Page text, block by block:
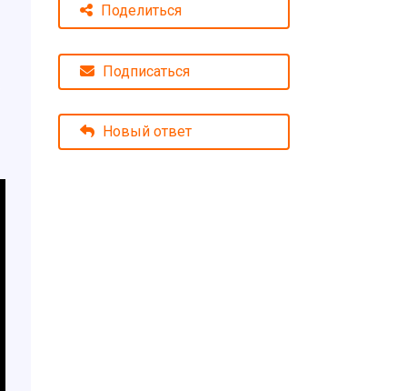
Поделиться
Подписаться
Новый ответ